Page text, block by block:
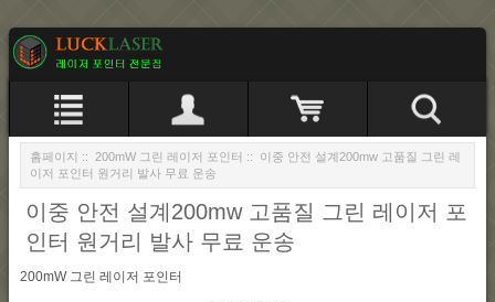
홈페이지 :: 200mW 그린 레이저 포인터 :: 이중 안전 설계200mw 고품질 그린 레
이저 포인터 원거리 발사 무료 운송
이중 안전 설계200mw 고품질 그린 레이저 포
인터 원거리 발사 무료 운송
200mW 그린 레이저 포인터